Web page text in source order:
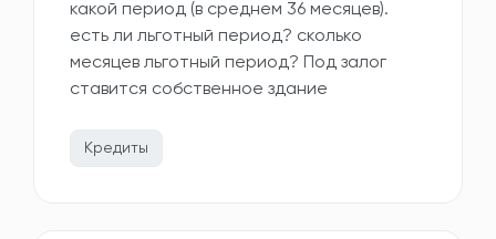
какой период (в среднем 36 месяцев).
есть ли льготный период? сколько
месяцев льготный период? Под залог
ставится собственное здание
Кредиты